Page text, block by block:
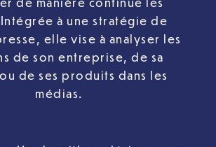
à une stratégie de
elle vise à analyser les
de son entreprise, de sa
de ses produits dans les
médias.